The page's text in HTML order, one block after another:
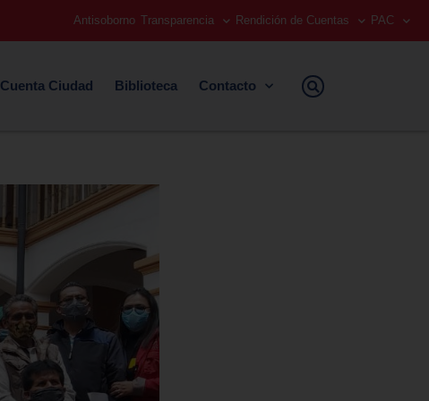
Antisoborno Transparencia Rendición de Cuentas PAC
Cuenta Ciudad Biblioteca Contacto